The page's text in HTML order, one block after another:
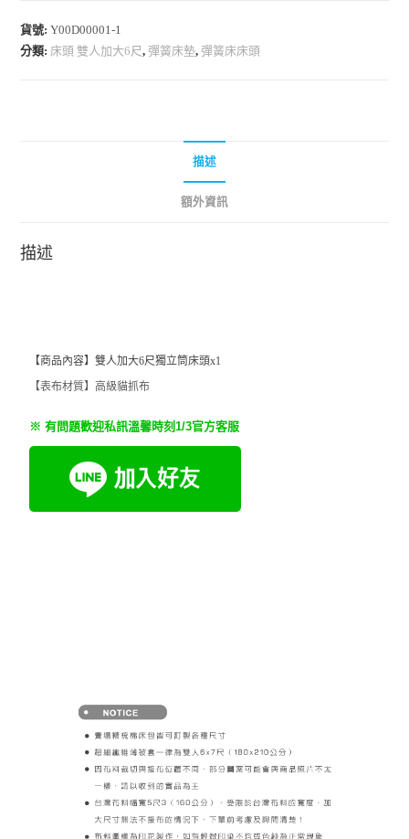
貨號:Y00D00001-1
分類: 床頭 雙人加大6尺, 彈簧床墊, 彈簧床床頭
描述
額外資訊
描述
【商品內容】雙人加大6尺獨立筒床頭x1
【表布材質】高級貓抓布
※ 有問題歡迎私訊溫馨時刻1/3官方客服